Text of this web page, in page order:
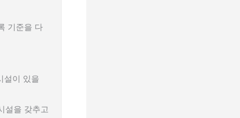
기준을 다
설이 있을
설을 갖추고